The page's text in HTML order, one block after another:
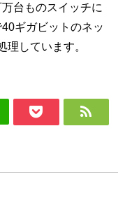
台ものスイッチに
ギガビットのネッ
理しています。